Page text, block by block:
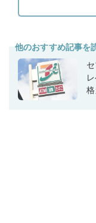
他のおすすめ記事を